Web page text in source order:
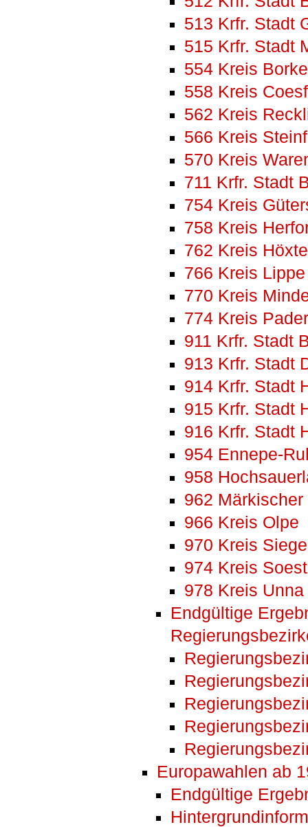
513 Krfr. Stadt
515 Krfr. Stadt
554 Kreis
558 Kreis
562 Kreis
566 Kreis
570 Kreis
711 Krfr. Stadt
754 Kreis
758 Kreis
762 Kreis
766 Kreis Lippe
770 Kreis
774 Kreis
911 Krfr. Stadt
913 Krfr. Stadt
914 Krfr. Stadt
915 Krfr. Stadt
916 Krfr. Stadt
954 Ennepe-
958
962 Märkischer
966 Kreis Olpe
970 Kreis
974 Kreis Soest
978 Kreis Unna
Endgültige
Europawahlen ab
Endgültige